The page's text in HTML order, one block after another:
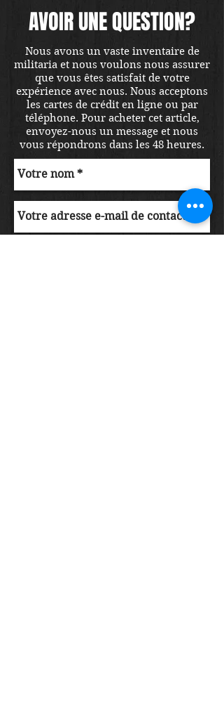
AVOIR UNE QUESTION?
Nous avons un vaste inventaire de
militaria et nous voulons nous assurer
que vous êtes satisfait de votre
expérience avec nous. Nous acceptons
les cartes de crédit en ligne ou par
téléphone. Pour acheter cet article,
envoyez-nous un message et nous
vous répondrons dans les 48 heures.